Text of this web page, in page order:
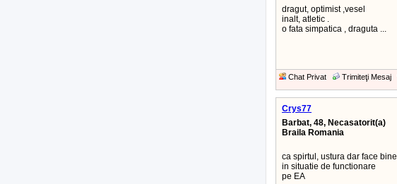
dragut, optimist ,vesel
inalt, atletic .
o fata simpatica , draguta ...
Chat Privat Trimiteţi Mesaj
Crys77
Barbat, 48, Necasatorit(a)
Braila Romania
ca spirtul, ustura dar face bine
in situatie de functionare
pe EA